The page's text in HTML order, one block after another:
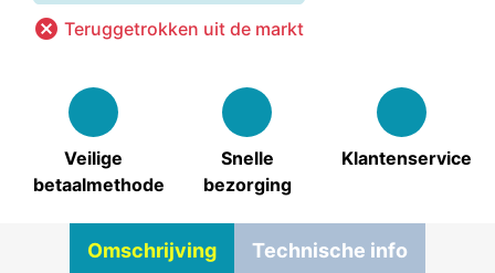
 Teruggetrokken uit de markt
Veilige
betaalmethode
Snelle
bezorging
Klantenservice
Omschrijving Technische info